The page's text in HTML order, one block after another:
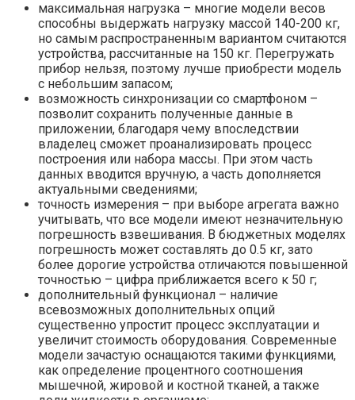
максимальная нагрузка – многие модели весов
способны выдержать нагрузку массой 140-200 кг,
но самым распространенным вариантом считаются
устройства, рассчитанные на 150 кг. Перегружать
прибор нельзя, поэтому лучше приобрести модель
с небольшим запасом;
возможность синхронизации со смартфоном –
позволит сохранить полученные данные в
приложении, благодаря чему впоследствии
владелец сможет проанализировать процесс
построения или набора массы. При этом часть
данных вводится вручную, а часть дополняется
актуальными сведениями;
точность измерения – при выборе агрегата важно
учитывать, что все модели имеют незначительную
погрешность взвешивания. В бюджетных моделях
погрешность может составлять до 0.5 кг, зато
более дорогие устройства отличаются повышенной
точностью – цифра приближается всего к 50 г;
дополнительный функционал – наличие
всевозможных дополнительных опций
существенно упростит процесс эксплуатации и
увеличит стоимость оборудования. Современные
модели зачастую оснащаются такими функциями,
как определение процентного соотношения
мышечной, жировой и костной тканей, а также